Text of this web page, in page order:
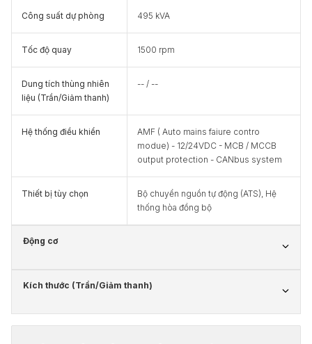
Công suất dự phòng 495 kVA
Tốc độ quay 1500 rpm
Dung tích thùng nhiên
liệu (Trần/Giảm thanh)
-- / --
Hệ thống điều khiển
AMF ( Auto mains faiure contro
modue) - 12/24VDC - MCB / MCCB
output protection - CANbus system
Thiết bị tùy chọn
Bộ chuyển nguồn tự động (ATS), Hệ
thống hòa đồng bộ
Động cơ
Kích thước (Trần/Giảm thanh)